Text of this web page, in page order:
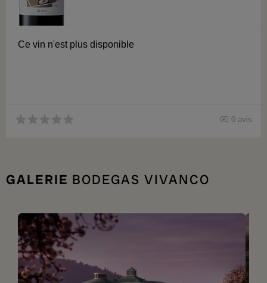
Ce vin n'est plus disponible
0 avis
GALERIE BODEGAS VIVANCO